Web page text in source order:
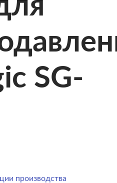
SG-
производства